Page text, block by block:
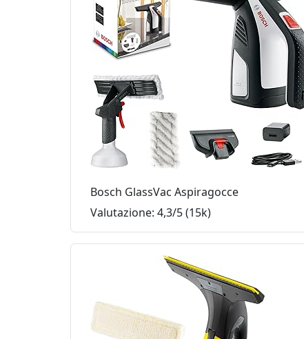
Bosch GlassVac Aspiragocce
Valutazione: 4,3/5 (15k)